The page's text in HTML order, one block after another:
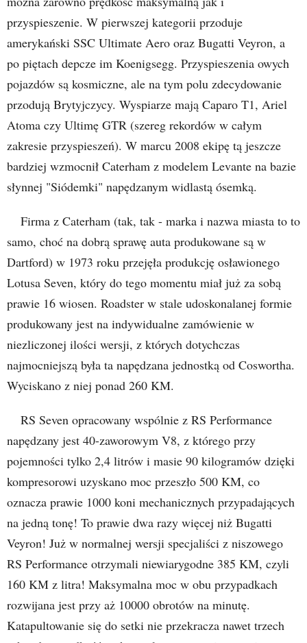
przyspieszenie. W pierwszej kategorii przoduje
amerykański SSC Ultimate Aero oraz Bugatti Veyron, a
po piętach depcze im Koenigsegg. Przyspieszenia owych
pojazdów są kosmiczne, ale na tym polu zdecydowanie
przodują Brytyjczycy. Wyspiarze mają Caparo T1, Ariel
Atoma czy Ultimę GTR (szereg rekordów w całym
zakresie przyspieszeń). W marcu 2008 ekipę tą jeszcze
bardziej wzmocnił Caterham z modelem Levante na bazie
słynnej "Siódemki" napędzanym widlastą ósemką.
Firma z Caterham (tak, tak - marka i nazwa miasta to to
samo, choć na dobrą sprawę auta produkowane są w
Dartford) w 1973 roku przejęła produkcję osławionego
Lotusa Seven, który do tego momentu miał już za sobą
prawie 16 wiosen. Roadster w stale udoskonalanej formie
produkowany jest na indywidualne zamówienie w
niezliczonej ilości wersji, z których dotychczas
najmocniejszą była ta napędzana jednostką od Coswortha.
Wyciskano z niej ponad 260 KM.
RS Seven opracowany wspólnie z RS Performance
napędzany jest 40-zaworowym V8, z którego przy
pojemności tylko 2,4 litrów i masie 90 kilogramów dzięki
kompresorowi uzyskano moc przeszło 500 KM, co
oznacza prawie 1000 koni mechanicznych przypadających
na jedną tonę! To prawie dwa razy więcej niż Bugatti
Veyron! Już w normalnej wersji specjaliści z niszowego
RS Performance otrzymali niewiarygodne 385 KM, czyli
160 KM z litra! Maksymalna moc w obu przypadkach
rozwijana jest przy aż 10000 obrotów na minutę.
Katapultowanie się do setki nie przekracza nawet trzech